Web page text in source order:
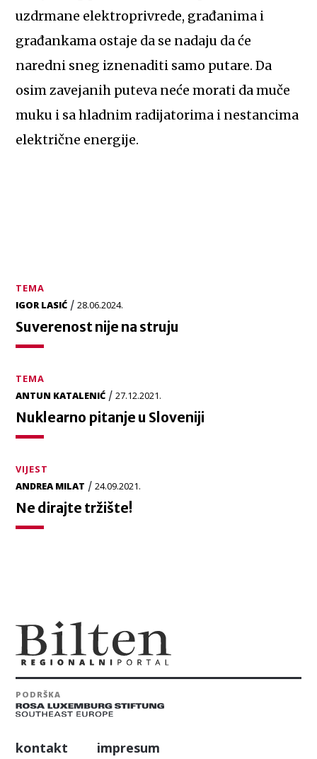
uzdrmane elektroprivrede, građanima i
građankama ostaje da se nadaju da će
naredni sneg iznenaditi samo putare. Da
osim zavejanih puteva neće morati da muče
muku i sa hladnim radijatorima i nestancima
električne energije.
TEMA
IGOR LASIĆ /28.06.2024.
Suverenost nije na struju
TEMA
ANTUN KATALENIĆ /27.12.2021.
Nuklearno pitanje u Sloveniji
VIJEST
ANDREA MILAT /24.09.2021.
Ne dirajte tržište!
PODRŠKA
kontakt impresum